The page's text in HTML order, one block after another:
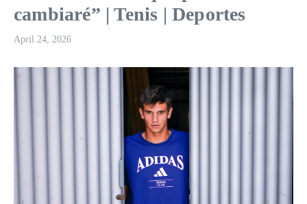
cambiaré” | Tenis | Deportes
April 24, 2026